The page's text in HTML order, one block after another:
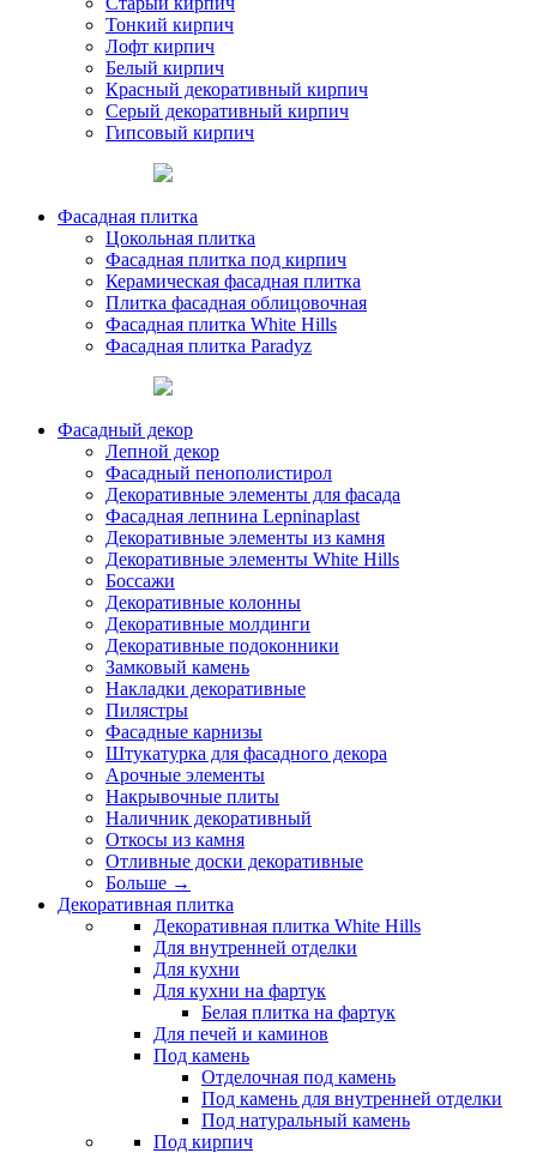
Тонкий кирпич
Лофт кирпич
Белый кирпич
Красный декоративный кирпич
Серый декоративный кирпич
Гипсовый кирпич
Фасадная плитка
Цокольная плитка
Фасадная плитка под кирпич
Керамическая фасадная плитка
Плитка фасадная облицовочная
Фасадная плитка White Hills
Фасадная плитка Paradyz
Фасадный декор
Лепной декор
Фасадный пенополистирол
Декоративные элементы для фасада
Фасадная лепнина Lepninaplast
Декоративные элементы из камня
Декоративные элементы White Hills
Боссажи
Декоративные колонны
Декоративные молдинги
Декоративные подоконники
Замковый камень
Накладки декоративные
Пилястры
Фасадные карнизы
Штукатурка для фасадного декора
Арочные элементы
Накрывочные плиты
Наличник декоративный
Откосы из камня
Отливные доски декоративные
Больше →
Декоративная плитка
Декоративная плитка White Hills
Для внутренней отделки
Для кухни
Для кухни на фартук
Белая плитка на фартук
Для печей и каминов
Под камень
Отделочная под камень
Под камень для внутренней отделки
Под натуральный камень
Под кирпич